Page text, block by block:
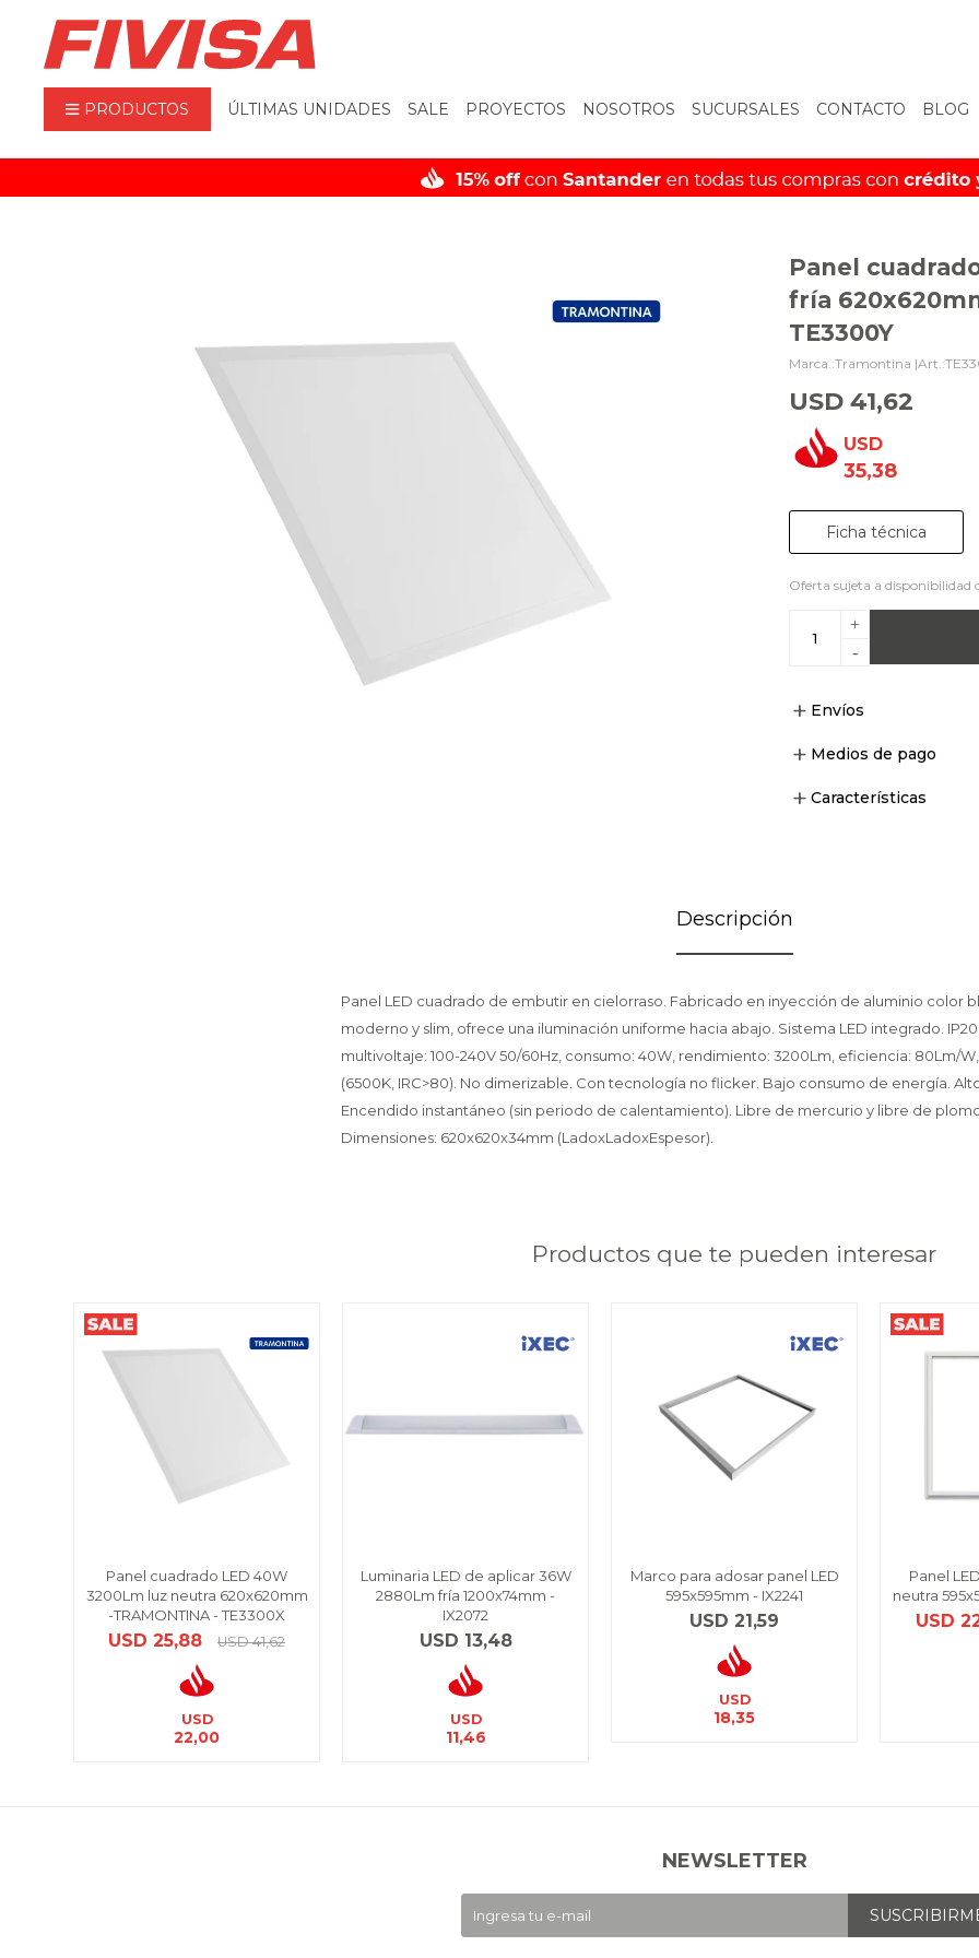
PRODUCTOS ÚLTIMAS UNIDADES SALE PROYECTOS NOSOTROS SUCURSALES CONTACTO BLOG
Panel
fría
TE3300Y
Tramontina |
USD 41,62
USD
35,38
Ficha técnica
Oferta sujeta a disponibilidad
+
-
Envíos
Medios de pago
Características
Descripción
Panel LED cuadrado de embutir en cielorraso. Fabricado en inyección de aluminio color
moderno y slim, ofrece una iluminación uniforme hacia abajo. Sistema LED integrado.
multivoltaje: 100-240V 50/60Hz, consumo: 40W, rendimiento: 3200Lm, eficiencia: 80Lm/
(6500K, IRC>80). No dimerizable. Con tecnología no flicker. Bajo consumo de energía.
Encendido instantáneo (sin periodo de calentamiento). Libre de mercurio y libre de plomo.
Dimensiones: 620x620x34mm (LadoxLadoxEspesor).
Productos que te pueden interesar
Panel cuadrado LED 40W
3200Lm luz neutra 620x620mm
-TRAMONTINA - TE3300X
USD 25,88 USD 41,62
USD
22,00
Luminaria LED de aplicar 36W
2880Lm fría 1200x74mm -
IX2072
USD 13,48
USD
11,46
Marco para adosar panel LED
595x595mm - IX2241
USD 21,59
USD
18,35
Panel
neutra
USD
NEWSLETTER